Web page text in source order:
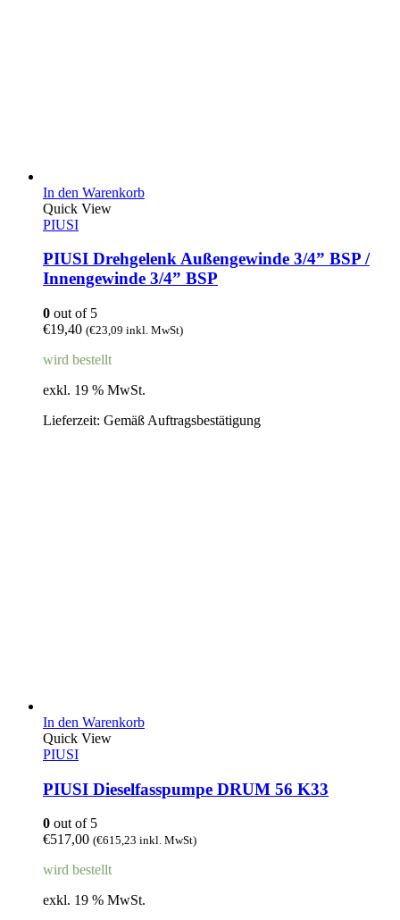
In den Warenkorb
Quick View
PIUSI
PIUSI Drehgelenk Außengewinde 3/4” BSP /
Innengewinde 3/4” BSP
0 out of 5
€19,40 (€23,09 inkl. MwSt)
wird bestellt
exkl. 19 % MwSt.
Lieferzeit: Gemäß Auftragsbestätigung
In den Warenkorb
Quick View
PIUSI
PIUSI Dieselfasspumpe DRUM 56 K33
0 out of 5
€517,00 (€615,23 inkl. MwSt)
wird bestellt
exkl. 19 % MwSt.